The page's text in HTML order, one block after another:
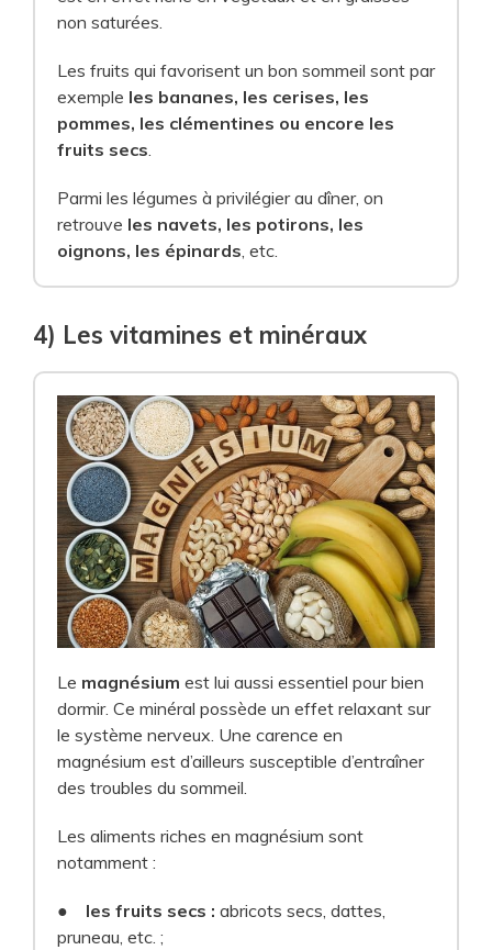
non saturées.
Les fruits qui favorisent un bon sommeil sont par
exemple les bananes, les cerises, les
pommes, les clémentines ou encore les
fruits secs.
Parmi les légumes à privilégier au dîner, on
retrouve les navets, les potirons, les
oignons, les épinards, etc.
4) Les vitamines et minéraux
Le magnésium est lui aussi essentiel pour bien
dormir. Ce minéral possède un effet relaxant sur
le système nerveux. Une carence en
magnésium est d’ailleurs susceptible d’entraîner
des troubles du sommeil.
Les aliments riches en magnésium sont
notamment :
● les fruits secs : abricots secs, dattes,
pruneau, etc. ;